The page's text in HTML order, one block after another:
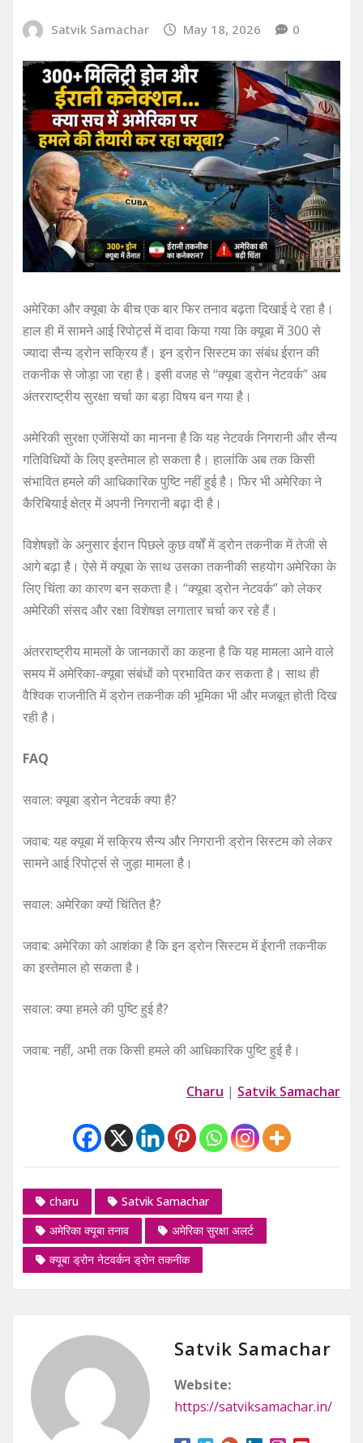
Satvik Samachar May 18, 2026 0
अमेरिका और क्यूबा के बीच एक बार फिर तनाव बढ़ता दिखाई दे रहा है।
हाल ही में सामने आई रिपोर्ट्स में दावा किया गया कि क्यूबा में 300 से
ज्यादा सैन्य ड्रोन सक्रिय हैं। इन ड्रोन सिस्टम का संबंध ईरान की
तकनीक से जोड़ा जा रहा है। इसी वजह से “क्यूबा ड्रोन नेटवर्क” अब
अंतरराष्ट्रीय सुरक्षा चर्चा का बड़ा विषय बन गया है।
अमेरिकी सुरक्षा एजेंसियों का मानना है कि यह नेटवर्क निगरानी और सैन्य
गतिविधियों के लिए इस्तेमाल हो सकता है। हालांकि अब तक किसी
संभावित हमले की आधिकारिक पुष्टि नहीं हुई है। फिर भी अमेरिका ने
कैरिबियाई क्षेत्र में अपनी निगरानी बढ़ा दी है।
विशेषज्ञों के अनुसार ईरान पिछले कुछ वर्षों में ड्रोन तकनीक में तेजी से
आगे बढ़ा है। ऐसे में क्यूबा के साथ उसका तकनीकी सहयोग अमेरिका के
लिए चिंता का कारण बन सकता है। “क्यूबा ड्रोन नेटवर्क” को लेकर
अमेरिकी संसद और रक्षा विशेषज्ञ लगातार चर्चा कर रहे हैं।
अंतरराष्ट्रीय मामलों के जानकारों का कहना है कि यह मामला आने वाले
समय में अमेरिका-क्यूबा संबंधों को प्रभावित कर सकता है। साथ ही
वैश्विक राजनीति में ड्रोन तकनीक की भूमिका भी और मजबूत होती दिख
रही है।
FAQ
सवाल: क्यूबा ड्रोन नेटवर्क क्या है?
जवाब: यह क्यूबा में सक्रिय सैन्य और निगरानी ड्रोन सिस्टम को लेकर
सामने आई रिपोर्ट्स से जुड़ा मामला है।
सवाल: अमेरिका क्यों चिंतित है?
जवाब: अमेरिका को आशंका है कि इन ड्रोन सिस्टम में ईरानी तकनीक
का इस्तेमाल हो सकता है।
सवाल: क्या हमले की पुष्टि हुई है?
जवाब: नहीं, अभी तक किसी हमले की आधिकारिक पुष्टि हुई है।
Charu | Satvik Samachar
charu
Satvik Samachar
अमेरिका क्यूबा तनाव
अमेरिका सुरक्षा अलर्ट
क्यूबा ड्रोन नेटवर्कन ड्रोन तकनीक
Satvik Samachar
Website:
https://satviksamachar.in/